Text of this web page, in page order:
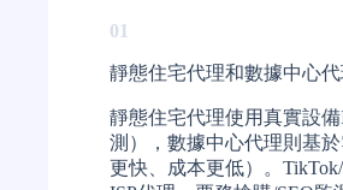
01
靜態住宅代理和數據中心
靜態住宅代理使用真實設
測），數據中心代理則基
更快、成本更低）。